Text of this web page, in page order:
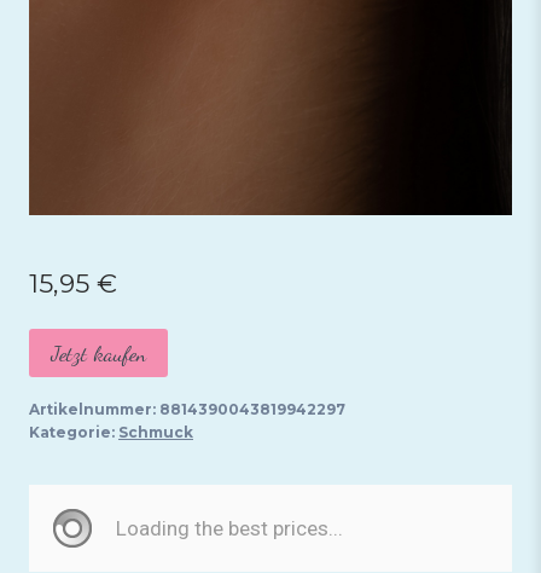
15,95 €
Jetzt kaufen
Artikelnummer: 8814390043819942297
Kategorie: Schmuck